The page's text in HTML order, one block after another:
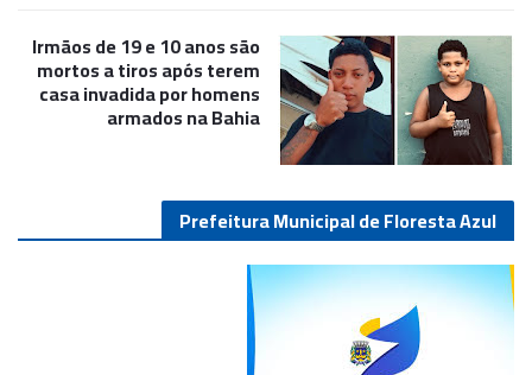
Irmãos de 19 e 10 anos são
mortos a tiros após terem
casa invadida por homens
armados na Bahia
Prefeitura Municipal de Floresta Azul